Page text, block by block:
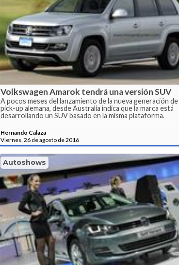
Volkswagen Amarok tendrá una versión SUV
A pocos meses del lanzamiento de la nueva generación de
pick-up alemana, desde Australia indica que la marca está
desarrollando un SUV basado en la misma plataforma.
Hernando Calaza
Viernes, 26 de agosto de 2016
Autoshows